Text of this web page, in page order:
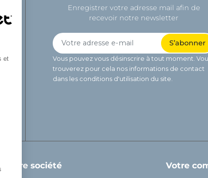
et
Enregistrer votre adresse mail afin de
recevoir notre newsletter
Vous pouvez vous désinscrire à tout moment.
trouverez pour cela nos informations de contact
dans les conditions d'utilisation du site.
Notre société Votre